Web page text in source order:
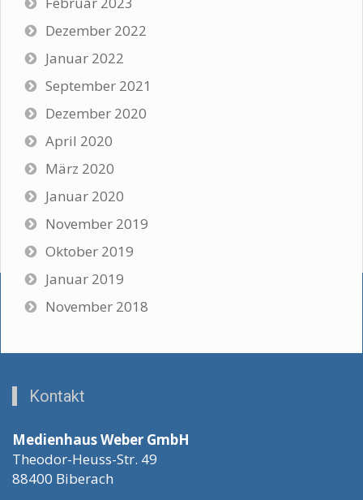
Dezember 2022
Januar 2022
September 2021
Dezember 2020
April 2020
März 2020
Januar 2020
November 2019
Oktober 2019
Januar 2019
November 2018
Kontakt
Medienhaus Weber GmbH
Theodor-Heuss-Str. 49
88400 Biberach